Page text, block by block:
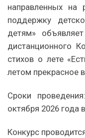
направленных на
поддержку
детям»
дистанционного
стихов о лете
летом прекрасное
Сроки
октября 2026 года
Конкурс